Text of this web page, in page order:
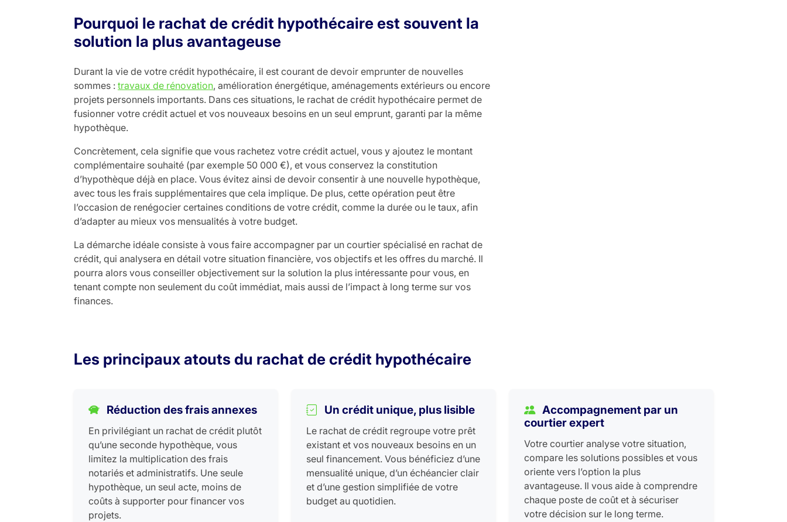
Pourquoi le rachat de crédit hypothécaire est souvent la
solution la plus avantageuse
Durant la vie de votre crédit hypothécaire, il est courant de devoir emprunter de nouvelles
sommes : travaux de rénovation, amélioration énergétique, aménagements extérieurs ou encore
projets personnels importants. Dans ces situations, le rachat de crédit hypothécaire permet de
fusionner votre crédit actuel et vos nouveaux besoins en un seul emprunt, garanti par la même
hypothèque.
Concrètement, cela signifie que vous rachetez votre crédit actuel, vous y ajoutez le montant
complémentaire souhaité (par exemple 50 000 €), et vous conservez la constitution
d’hypothèque déjà en place. Vous évitez ainsi de devoir consentir à une nouvelle hypothèque,
avec tous les frais supplémentaires que cela implique. De plus, cette opération peut être
l’occasion de renégocier certaines conditions de votre crédit, comme la durée ou le taux, afin
d’adapter au mieux vos mensualités à votre budget.
La démarche idéale consiste à vous faire accompagner par un courtier spécialisé en rachat de
crédit, qui analysera en détail votre situation financière, vos objectifs et les offres du marché. Il
pourra alors vous conseiller objectivement sur la solution la plus intéressante pour vous, en
tenant compte non seulement du coût immédiat, mais aussi de l’impact à long terme sur vos
finances.
Les principaux atouts du rachat de crédit hypothécaire
Réduction des frais annexes
En privilégiant un rachat de crédit plutôt
qu’une seconde hypothèque, vous
limitez la multiplication des frais
notariés et administratifs. Une seule
hypothèque, un seul acte, moins de
coûts à supporter pour financer vos
projets.
Un crédit unique, plus lisible
Le rachat de crédit regroupe votre prêt
existant et vos nouveaux besoins en un
seul financement. Vous bénéficiez d’une
mensualité unique, d’un échéancier clair
et d’une gestion simplifiée de votre
budget au quotidien.
Accompagnement par un
courtier expert
Votre courtier analyse votre situation,
compare les solutions possibles et vous
oriente vers l’option la plus
avantageuse. Il vous aide à comprendre
chaque poste de coût et à sécuriser
votre décision sur le long terme.